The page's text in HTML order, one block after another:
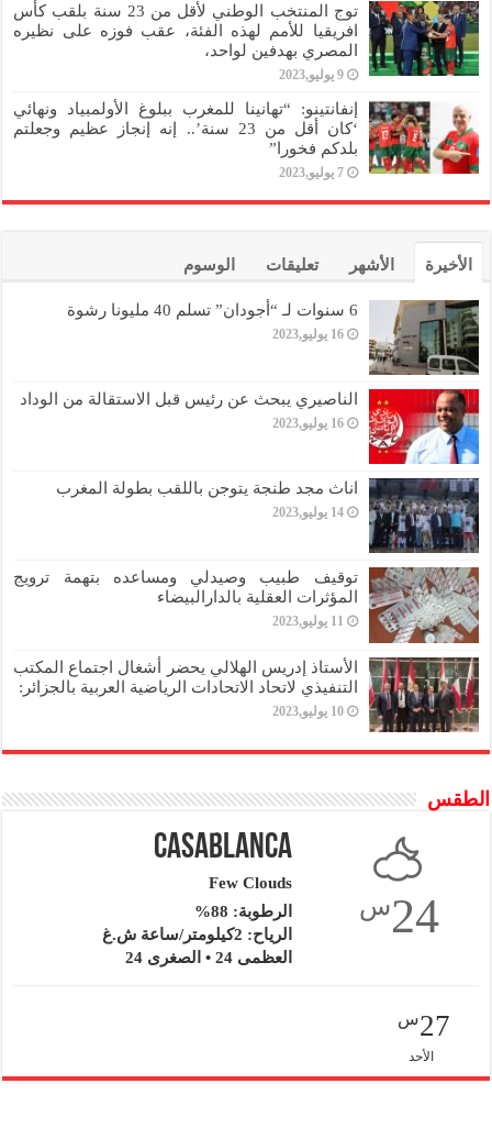
توج المنتخب الوطني لأقل من 23 سنة بلقب كأس
افريقيا للأمم لهذه الفئة، عقب فوزه على نظيره
المصري بهدفين لواحد،
9 يوليو,2023
إنفانتينو: “تهانينا للمغرب ببلوغ الأولمبياد ونهائي
‘كان أقل من 23 سنة’.. إنه إنجاز عظيم وجعلتم
بلدكم فخورا”
7 يوليو,2023
الأخيرة الأشهر تعليقات الوسوم
6 سنوات لـ “أجودان” تسلم 40 مليونا رشوة
16 يوليو,2023
الناصيري يبحث عن رئيس قبل الاستقالة من الوداد
16 يوليو,2023
اناث مجد طنجة يتوجن باللقب بطولة المغرب
14 يوليو,2023
توقيف طبيب وصيدلي ومساعده بتهمة ترويج
المؤثرات العقلية بالدارالبيضاء
11 يوليو,2023
الأستاذ إدريس الهلالي يحضر أشغال اجتماع المكتب
التنفيذي لاتحاد الاتحادات الرياضية العربية بالجزائر:
10 يوليو,2023
الطقس
24س
Casablanca
Few Clouds
الرطوبة: 88%
الرياح: 2كيلومتر/ساعة ش.غ
العظمى 24 • الصغرى 24
27س
الأحد